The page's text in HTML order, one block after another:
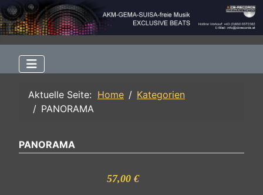
Aktuelle Seite: Home
Kategorien
PANORAMA
PANORAMA
57,00 €